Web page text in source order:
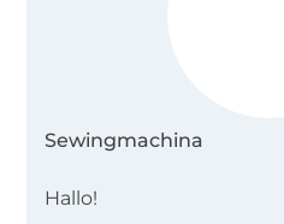
Sewingmachina
Hallo!